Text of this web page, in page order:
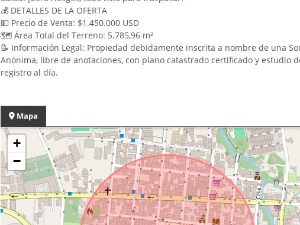
💰 DETALLES DE LA OFERTA
💵 Precio de Venta: $1.450.000 USD
🗺️ Área Total del Terreno: 5.785,96 m²
📝 Información Legal: Propiedad debidamente inscrita a nombre de una
Anónima, libre de anotaciones, con plano catastrado certificado y estudio
registro al día.
Mapa
+
−